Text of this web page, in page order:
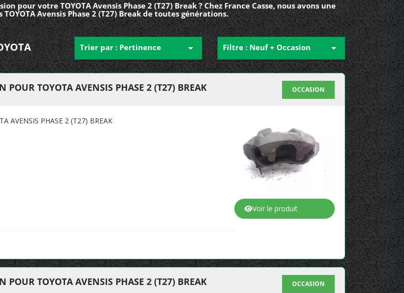
pour votre TOYOTA Avensis Phase 2 (T27) Break ? Chez France Casse, nous avons une
Avensis Phase 2 (T27) Break de toutes générations.
Trier par : Pertinence  Filtre : Neuf + Occasion 
POUR TOYOTA AVENSIS PHASE 2 (T27) BREAK OCCASION
AVENSIS PHASE 2 (T27) BREAK
Voir le produit
POUR TOYOTA AVENSIS PHASE 2 (T27) BREAK OCCASION